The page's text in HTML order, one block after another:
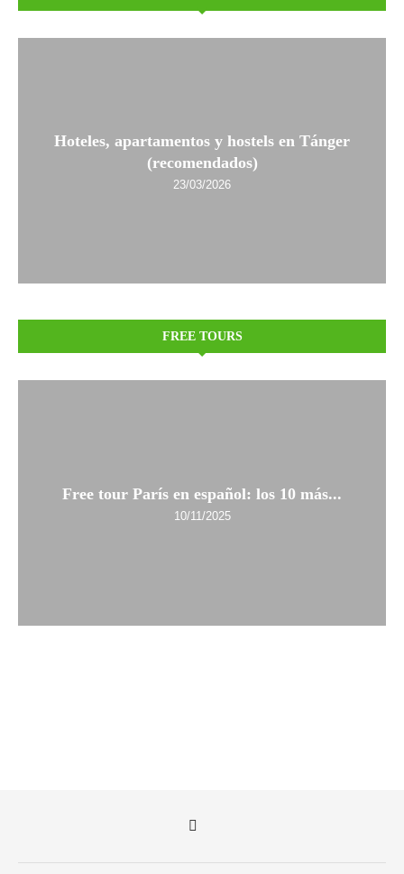
Hoteles, apartamentos y hostels en Tánger
(recomendados)
23/03/2026
FREE TOURS
Free tour París en español: los 10 más...
10/11/2025